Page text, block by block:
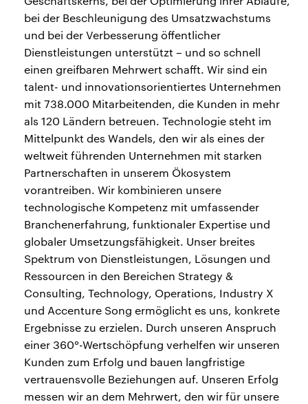
bei der Beschleunigung des Umsatzwachstums
und bei der Verbesserung öffentlicher
Dienstleistungen unterstützt – und so schnell
einen greifbaren Mehrwert schafft. Wir sind ein
talent- und innovationsorientiertes Unternehmen
mit 738.000 Mitarbeitenden, die Kunden in mehr
als 120 Ländern betreuen. Technologie steht im
Mittelpunkt des Wandels, den wir als eines der
weltweit führenden Unternehmen mit starken
Partnerschaften in unserem Ökosystem
vorantreiben. Wir kombinieren unsere
technologische Kompetenz mit umfassender
Branchenerfahrung, funktionaler Expertise und
globaler Umsetzungsfähigkeit. Unser breites
Spektrum von Dienstleistungen, Lösungen und
Ressourcen in den Bereichen Strategy &
Consulting, Technology, Operations, Industry X
und Accenture Song ermöglicht es uns, konkrete
Ergebnisse zu erzielen. Durch unseren Anspruch
einer 360°-Wertschöpfung verhelfen wir unseren
Kunden zum Erfolg und bauen langfristige
vertrauensvolle Beziehungen auf. Unseren Erfolg
messen wir an dem Mehrwert, den wir für unsere